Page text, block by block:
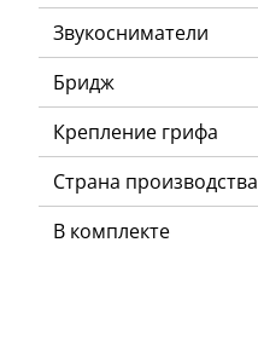
Звукосниматели
Бридж
Крепление грифа
Страна производства
В комплекте